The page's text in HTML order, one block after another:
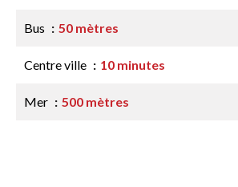
Bus 50 mètres
Centre ville 10 minutes
Mer 500 mètres